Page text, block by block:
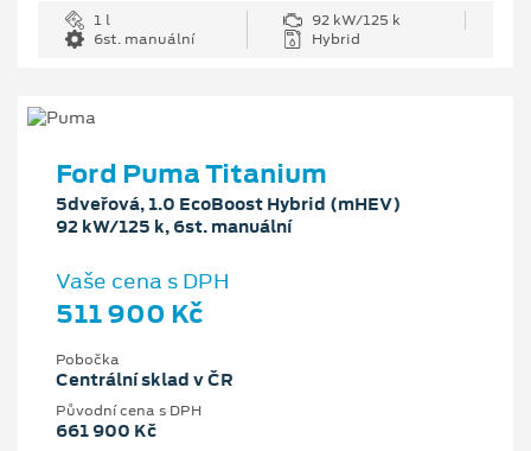
1 l
92 kW/125 k
6st. manuální
Hybrid
Ford Puma Titanium
5dveřová, 1.0 EcoBoost Hybrid (mHEV)
92 kW/125 k, 6st. manuální
Vaše cena s DPH
511 900 Kč
Pobočka
Centrální sklad v ČR
Původní cena s DPH
661 900 Kč